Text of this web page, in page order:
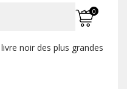
0
noir des plus grandes